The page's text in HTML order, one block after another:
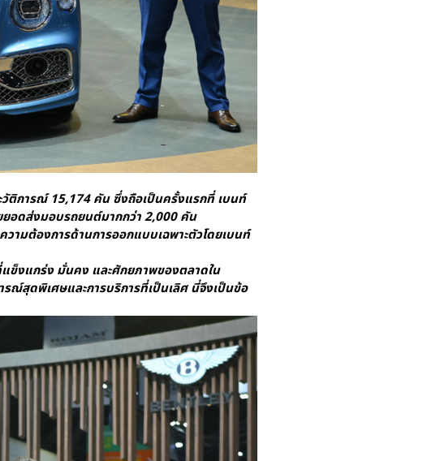
ติการณ์ 15,174 คัน ซึ่งถือเป็นครั้งแรกที่ เบนท์
อดส่งมอบรถยนต์มากกว่า 2,000 คัน
ามต้องการด้านการออกแบบเฉพาะตัวโดยเบนท์
แข็งแกร่ง มั่นคง และศักยภาพของตลาดใน
ณ์สุดพิเศษและการบริการที่เป็นเลิศ นี่จึงเป็นข้อ